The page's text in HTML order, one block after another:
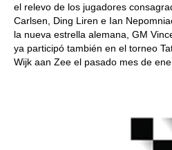
el relevo de los jugadores
Carlsen, Ding Liren e Ian
la nueva estrella alemana, GM
ya participó también en el torneo
Wijk aan Zee el pasado mes de